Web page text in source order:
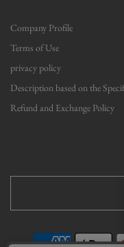
Company Profile
Terms of Use
privacy policy
Description based on the
Refund and Exchange Policy